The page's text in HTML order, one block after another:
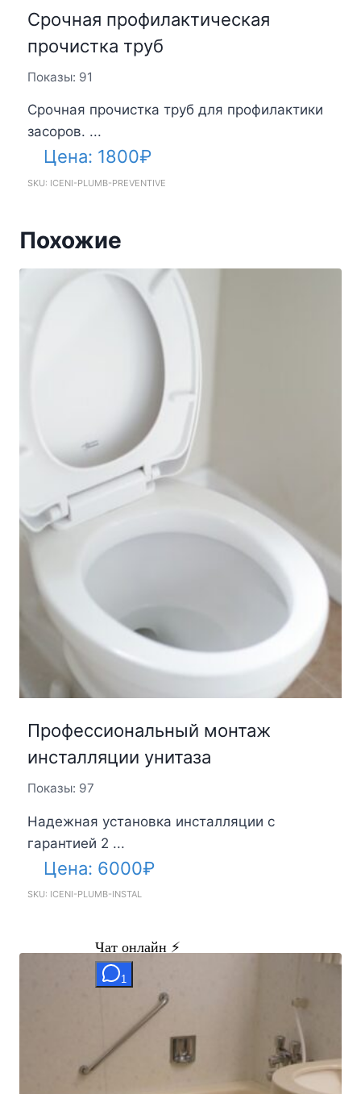
Срочная профилактическая
прочистка труб
Показы: 91
Срочная прочистка труб для профилактики
засоров. ...
Цена: 1800₽
SKU: ICENI-PLUMB-PREVENTIVE
Похожие
Профессиональный монтаж
инсталляции унитаза
Показы: 97
Надежная установка инсталляции с
гарантией 2 ...
Цена: 6000₽
SKU: ICENI-PLUMB-INSTAL